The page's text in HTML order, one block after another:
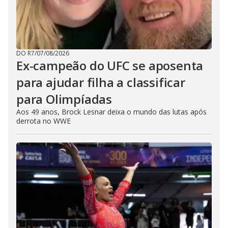
DO R7/07/08/2026
Ex-campeão do UFC se aposenta
para ajudar filha a classificar
para Olimpíadas
Aos 49 anos, Brock Lesnar deixa o mundo das lutas após
derrota no WWE